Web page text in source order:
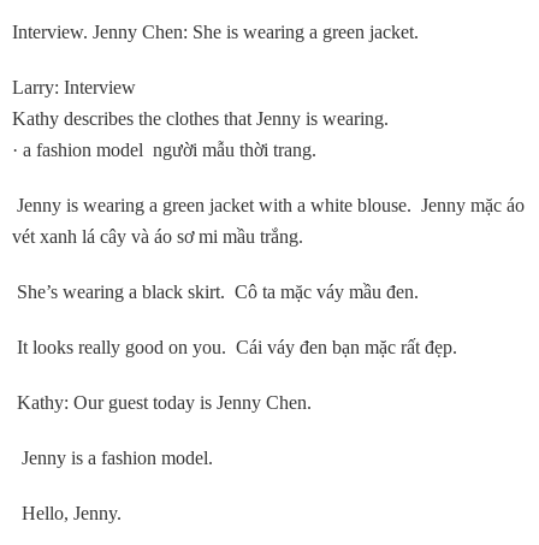
Interview. Jenny Chen: She is wearing a green jacket.
Larry: Interview
Kathy describes the clothes that Jenny is wearing.
· a fashion model người mẫu thời trang.
Jenny is wearing a green jacket with a white blouse. Jenny mặc áo
vét xanh lá cây và áo sơ mi mầu trắng.
She’s wearing a black skirt. Cô ta mặc váy mầu đen.
It looks really good on you. Cái váy đen bạn mặc rất đẹp.
Kathy: Our guest today is Jenny Chen.
Jenny is a fashion model.
Hello, Jenny.